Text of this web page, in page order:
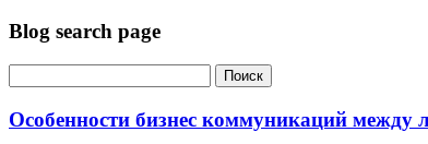
Blog search page
Особенности бизнес коммуникаций между